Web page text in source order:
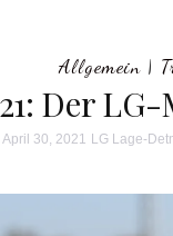
Allgemein|
Der
April 30, 2021 LG Lage-